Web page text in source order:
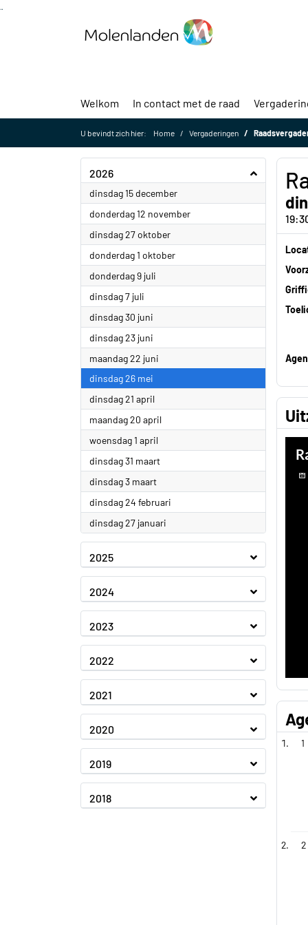
Welkom In contact met de raad
U bevindt zich hier: Home Vergaderingen
2026
dinsdag 15 december2026
donderdag 12 november2026
dinsdag 27 oktober2026
donderdag 1 oktober2026
donderdag 9 juli
dinsdag 7 juli
dinsdag 30 juni
dinsdag 23 juni
maandag 22 juni
dinsdag 26 mei
dinsdag 21 april2026
maandag 20 april2026
woensdag 1 april2026
dinsdag 31 maart2026
dinsdag 3 maart2026
dinsdag 24 februari
dinsdag 27 januari
2025
2024
2023
2022
2021
2020
2019
2018
1
2